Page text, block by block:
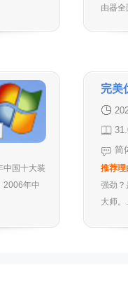
由器全
中国十大装
2006年中
完美
简
推荐理
强劲？
大师。